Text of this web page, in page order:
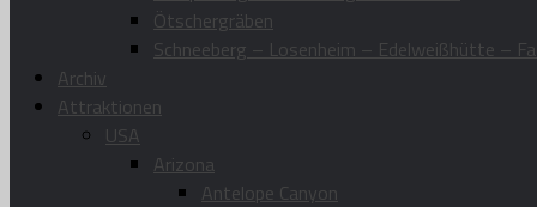
Ötschergräben
Schneeberg – Losenheim – Edelweißhütte –
Archiv
Attraktionen
USA
Arizona
Antelope Canyon